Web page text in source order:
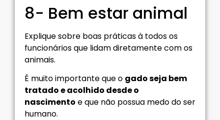
8- Bem estar animal
Explique sobre boas práticas à todos os
funcionários que lidam diretamente com os
animais.
É muito importante que o gado seja bem
tratado e acolhido desde o
nascimento e que não possua medo do ser
humano.